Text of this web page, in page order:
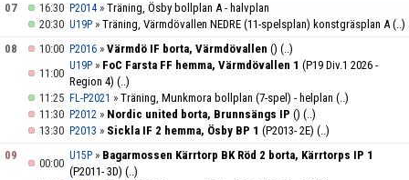
07
16:30 P2014 » Träning, Ösby bollplan A - halvplan
20:30 U19P » Träning, Värmdövallen NEDRE (11-spelsplan) konstgräsplan A (..)
08
10:00 P2016 » Värmdö IF borta, Värmdövallen () (..)
11:00
U19P » FoC Farsta FF hemma, Värmdövallen 1 (P19 Div.1 2026 -
Region 4) (..)
11:25 FL-P2021 » Träning, Munkmora bollplan (7-spel) - helplan (..)
11:30 P2012 » Nordic united borta, Brunnsängs IP () (..)
13:30 P2013 » Sickla IF 2 hemma, Ösby BP 1 (P2013- 2E) (..)
09
00:00
U15P » Bagarmossen Kärrtorp BK Röd 2 borta, Kärrtorps IP 1
(P2011- 3D) (..)